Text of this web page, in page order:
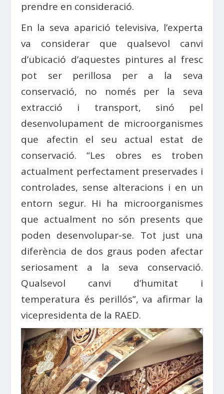
prendre en consideració.
En la seva aparició televisiva, l’experta
va considerar que qualsevol canvi
d’ubicació d’aquestes pintures al fresc
pot ser perillosa per a la seva
conservació, no només per la seva
extracció i transport, sinó pel
desenvolupament de microorganismes
que afectin el seu actual estat de
conservació. “Les obres es troben
actualment perfectament preservades i
controlades, sense alteracions i en un
entorn segur. Hi ha microorganismes
que actualment no són presents que
poden desenvolupar-se. Tot just una
diferència de dos graus poden afectar
seriosament a la seva conservació.
Qualsevol canvi d’humitat i
temperatura és perillós”, va afirmar la
vicepresidenta de la RAED.